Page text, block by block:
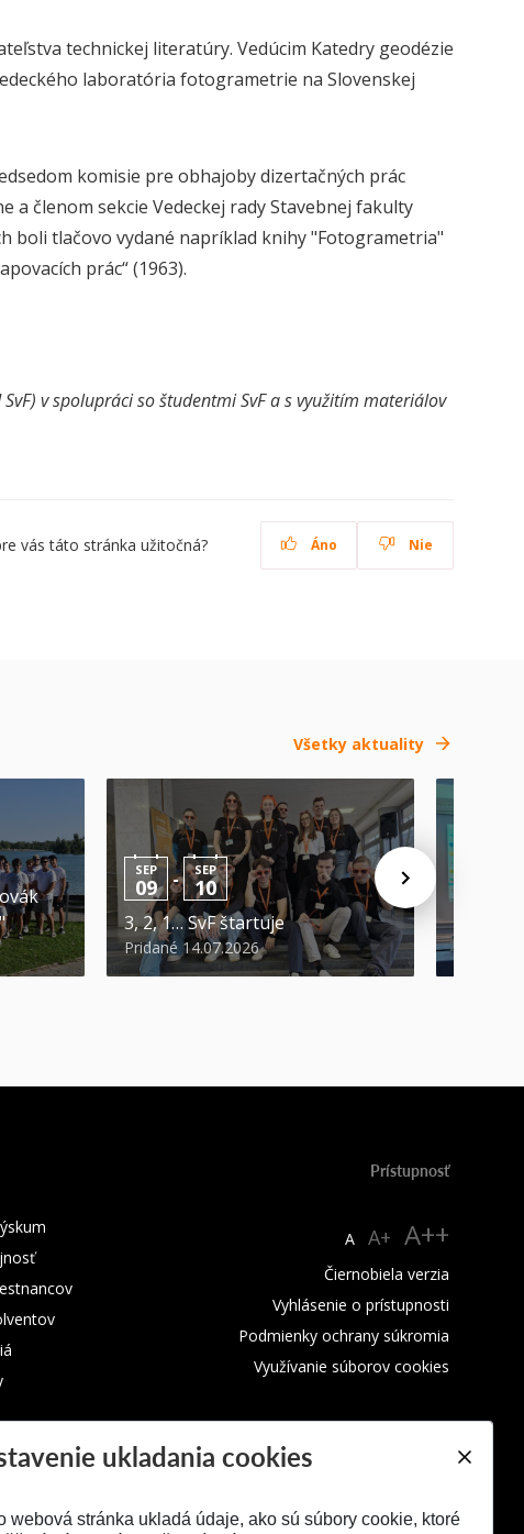
technickej literatúry. Vedúcim Katedry geodézie
laboratória fotogrametrie na Slovenskej
komisie pre obhajoby dizertačných prác
a členom sekcie Vedeckej rady Stavebnej fakulty
boli tlačovo vydané napríklad knihy "Fotogrametria"
prác“ (1963).
v spolupráci so študentmi SvF a s využitím materiálov
vás táto stránka užitočná? Áno Nie
Všetky aktuality
SEP
09 - SEP
10
3, 2, 1… SvF štartuje
Pridané 14.07.2026
Prístupnosť
A A+ A++
Čiernobiela verzia
Vyhlásenie o prístupnosti
Podmienky ochrany súkromia
Využívanie súborov cookies
ukladania cookies
webová stránka ukladá údaje, ako sú súbory cookie, ktoré